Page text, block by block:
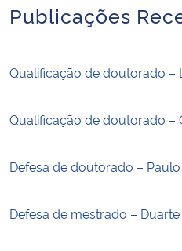
Ministério da Mulher, da Família e dos
Secretaria-Geral
Secretaria de Governo
Publicações
Qualificação de doutorado –
Qualificação de doutorado –
Defesa de doutorado –
Defesa de mestrado –